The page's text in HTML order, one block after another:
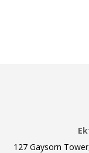
127 Gaysorn